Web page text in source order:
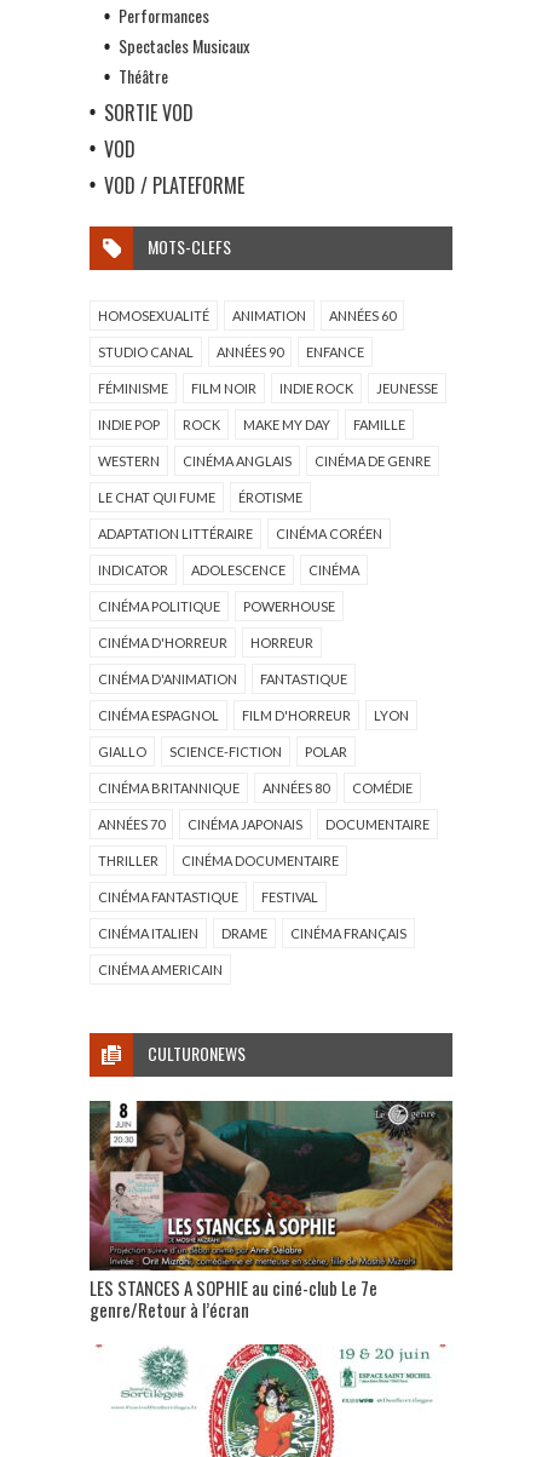
Performances
Spectacles Musicaux
Théâtre
SORTIE VOD
VOD
VOD / PLATEFORME
MOTS-CLEFS
HOMOSEXUALITÉ ANIMATION ANNÉES 60
STUDIO CANAL ANNÉES 90 ENFANCE
FÉMINISME FILM NOIR INDIE ROCK JEUNESSE
INDIE POP ROCK MAKE MY DAY FAMILLE
WESTERN CINÉMA ANGLAIS CINÉMA DE GENRE
LE CHAT QUI FUME ÉROTISME
ADAPTATION LITTÉRAIRE CINÉMA CORÉEN
INDICATOR ADOLESCENCE CINÉMA
CINÉMA POLITIQUE POWERHOUSE
CINÉMA D'HORREUR HORREUR
CINÉMA D'ANIMATION FANTASTIQUE
CINÉMA ESPAGNOL FILM D'HORREUR LYON
GIALLO SCIENCE-FICTION POLAR
CINÉMA BRITANNIQUE ANNÉES 80 COMÉDIE
ANNÉES 70 CINÉMA JAPONAIS DOCUMENTAIRE
THRILLER CINÉMA DOCUMENTAIRE
CINÉMA FANTASTIQUE FESTIVAL
CINÉMA ITALIEN DRAME CINÉMA FRANÇAIS
CINÉMA AMERICAIN
CULTURONEWS
LES STANCES A SOPHIE au ciné-club Le 7e
genre/Retour à l’écran